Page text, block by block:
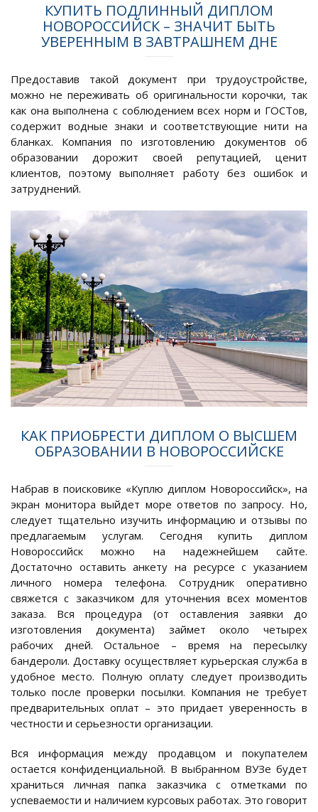
КУПИТЬ ПОДЛИННЫЙ ДИПЛОМ
НОВОРОССИЙСК – ЗНАЧИТ БЫТЬ
УВЕРЕННЫМ В ЗАВТРАШНЕМ ДНЕ
Предоставив такой документ при трудоустройстве,
можно не переживать об оригинальности корочки, так
как она выполнена с соблюдением всех норм и ГОСТов,
содержит водные знаки и соответствующие нити на
бланках. Компания по изготовлению документов об
образовании дорожит своей репутацией, ценит
клиентов, поэтому выполняет работу без ошибок и
затруднений.
КАК ПРИОБРЕСТИ ДИПЛОМ О ВЫСШЕМ
ОБРАЗОВАНИИ В НОВОРОССИЙСКЕ
Набрав в поисковике «Куплю диплом Новороссийск», на
экран монитора выйдет море ответов по запросу. Но,
следует тщательно изучить информацию и отзывы по
предлагаемым услугам. Сегодня купить диплом
Новороссийск можно на надежнейшем сайте.
Достаточно оставить анкету на ресурсе с указанием
личного номера телефона. Сотрудник оперативно
свяжется с заказчиком для уточнения всех моментов
заказа. Вся процедура (от оставления заявки до
изготовления документа) займет около четырех
рабочих дней. Остальное – время на пересылку
бандероли. Доставку осуществляет курьерская служба в
удобное место. Полную оплату следует производить
только после проверки посылки. Компания не требует
предварительных оплат – это придает уверенность в
честности и серьезности организации.
Вся информация между продавцом и покупателем
остается конфиденциальной. В выбранном ВУЗе будет
храниться личная папка заказчика с отметками по
успеваемости и наличием курсовых работах. Это говорит